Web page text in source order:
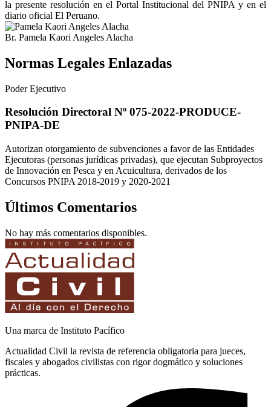
la presente resolución en el Portal Institucional del PNIPA y en el
diario oficial El Peruano.
Br. Pamela Kaori Angeles Alacha
Normas Legales Enlazadas
Poder Ejecutivo
Resolución Directoral Nº 075-2022-PRODUCE-
PNIPA-DE
Autorizan otorgamiento de subvenciones a favor de las Entidades
Ejecutoras (personas jurídicas privadas), que ejecutan Subproyectos
de Innovación en Pesca y en Acuicultura, derivados de los
Concursos PNIPA 2018-2019 y 2020-2021
Últimos Comentarios
No hay más comentarios disponibles.
Una marca de Instituto Pacífico
Actualidad Civil la revista de referencia obligatoria para jueces,
fiscales y abogados civilistas con rigor dogmático y soluciones
prácticas.